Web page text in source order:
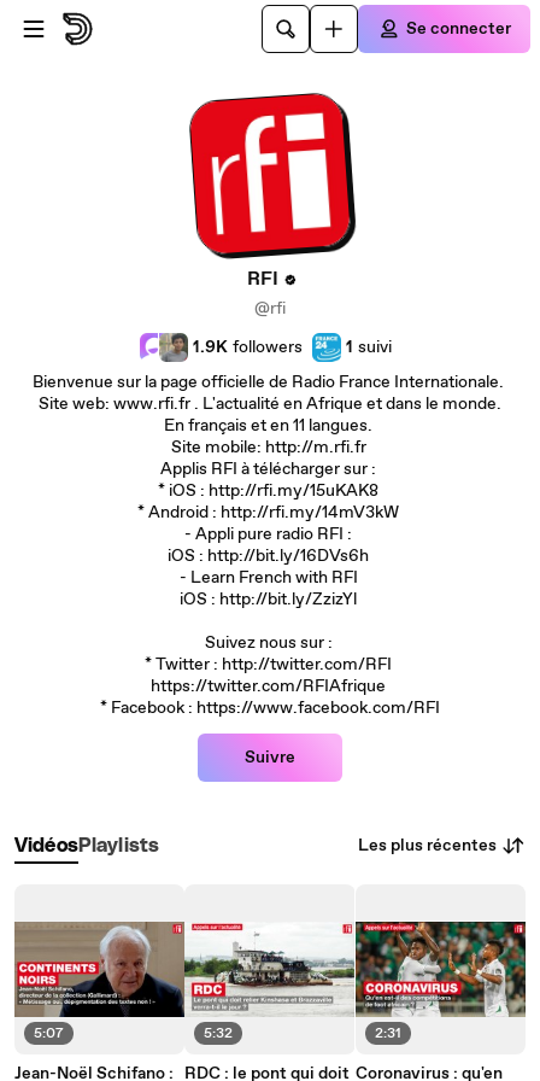
Passer au contenu principal
Se connecter
RFI
@rfi
1.9K followers 1 suivi
Bienvenue sur la page officielle de Radio France Internationale.
Site web: www.rfi.fr . L'actualité en Afrique et dans le monde.
En français et en 11 langues.
Site mobile: http://m.rfi.fr
Applis RFI à télécharger sur :
* iOS : http://rfi.my/15uKAK8
* Android : http://rfi.my/14mV3kW
- Appli pure radio RFI :
iOS : http://bit.ly/16DVs6h
- Learn French with RFI
iOS : http://bit.ly/ZzizYl
Suivez nous sur :
* Twitter : http://twitter.com/RFI
https://twitter.com/RFIAfrique
* Facebook : https://www.facebook.com/RFI
Suivre
VidéosPlaylists Les plus récentes
5:07
Jean-Noël Schifano :
5:32
RDC : le pont qui doit
2:31
Coronavirus : qu'en